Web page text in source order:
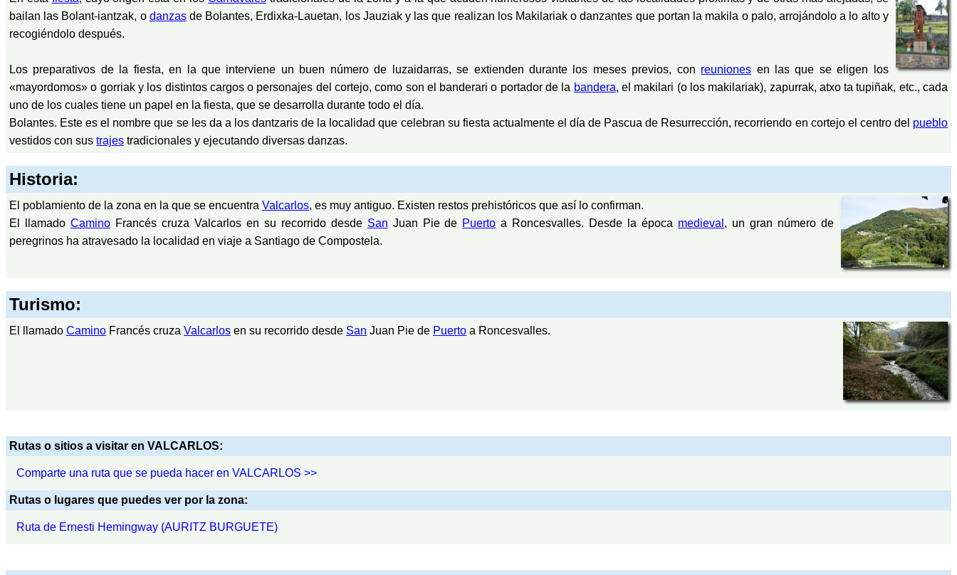
bailan las Bolant-iantzak, o danzasde Bolantes, Erdixka-Lauetan, los Jauziak y las que realizan los Makilariak o danzantes que portan la makila o palo, arrojándolo a lo alto y
recogiéndolo después.
Los preparativos de la fiesta, en la que interviene un buen número de luzaidarras, se extienden durante los meses previos, con reuniones en las que se eligen los
«mayordomos» o gorriak y los distintos cargos o personajes del cortejo, como son el banderari o portador de la bandera, el makilari (o los makilariak), zapurrak, atxo ta tupiñak, etc., cada
uno de los cuales tiene un papel en la fiesta, que se desarrolla durante todo el día.
Bolantes. Este es el nombre que se les da a los dantzaris de la localidad que celebran su fiesta actualmente el día de Pascua de Resurrección, recorriendo en cortejo el centro del pueblo
vestidos con sus trajes tradicionales y ejecutando diversas danzas.
Historia:
El poblamiento de la zona en la que se encuentra Valcarlos, es muy antiguo. Existen restos prehistóricos que así lo confirman.
El llamado CaminoFrancés cruza Valcarlos en su recorrido desde San Juan Pie de Puerto a Roncesvalles. Desde la época medieval , un gran número de
peregrinos ha atravesado la localidad en viaje a Santiago de Compostela.
Turismo:
El llamado Camino Francés cruza Valcarlos en su recorrido desde San Juan Pie de Puerto a Roncesvalles.
Rutas o sitios a visitar en VALCARLOS:
Comparte una ruta que se pueda hacer en VALCARLOS >>
Rutas o lugares que puedes ver por la zona:
Ruta de Ernesti Hemingway (AURITZ BURGUETE)